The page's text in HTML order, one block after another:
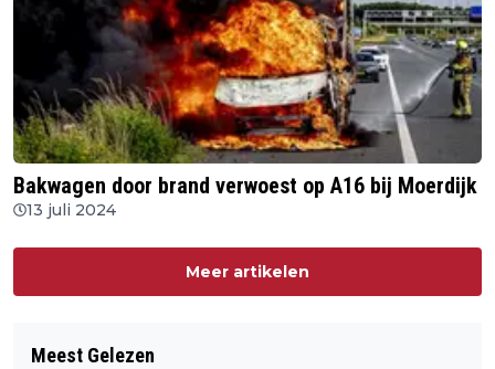
Bakwagen door brand verwoest op A16 bij Moerdijk
13 juli 2024
Meer artikelen
Meest Gelezen